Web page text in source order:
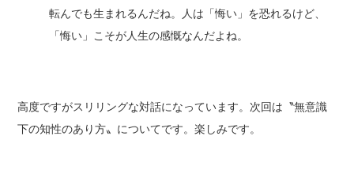
転んでも生まれるんだね。人は「悔い」を恐れるけど、
「悔い」こそが人生の感慨なんだよね。
高度ですがスリリングな対話になっています。次回は〝無意識
下の知性のあり方〟についてです。楽しみです。